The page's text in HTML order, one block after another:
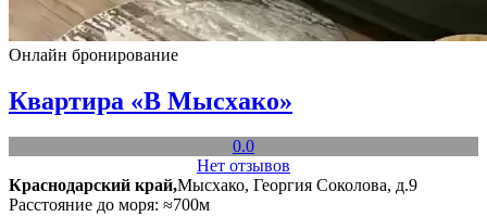
Онлайн бронирование
Квартира «В Мысхако»
0.0
Нет отзывов
Краснодарский край,Мысхако, Георгия Соколова, д.9
Расстояние до моря: ≈700м